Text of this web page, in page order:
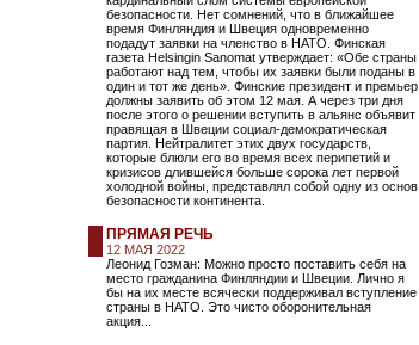
безопасности. Нет сомнений, что в ближайшее
время Финляндия и Швеция одновременно
подадут заявки на членство в НАТО. Финская
газета Helsingin Sanomat утверждает: «Обе страны
работают над тем, чтобы их заявки были поданы в
один и тот же день». Финские президент и премьер
должны заявить об этом 12 мая. А через три дня
после этого о решении вступить в альянс объявит
правящая в Швеции социал-демократическая
партия. Нейтралитет этих двух государств,
которые блюли его во время всех перипетий и
кризисов длившейся больше сорока лет первой
холодной войны, представлял собой одну из основ
безопасности континента.
ПРЯМАЯ РЕЧЬ
12 МАЯ 2022
Леонид Гозман: Можно просто поставить себя на
место гражданина Финляндии и Швеции. Лично я
бы на их месте всячески поддерживал вступление
страны в НАТО. Это чисто оборонительная
акция...